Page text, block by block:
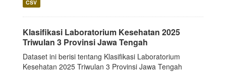
CSV
Klasifikasi Laboratorium Kesehatan 2025
Triwulan 3 Provinsi Jawa Tengah
Dataset ini berisi tentang Klasifikasi Laboratorium
Kesehatan 2025 Triwulan 3 Provinsi Jawa Tengah